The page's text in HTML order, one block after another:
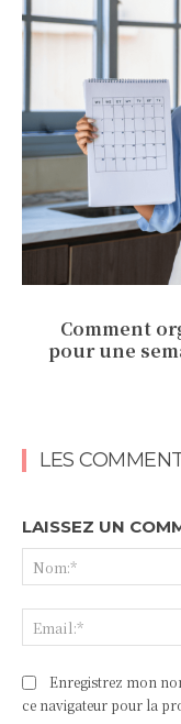
Comment
pour une
LES
LAISSEZ UN
Enregistrez mon
ce navigateur pour la